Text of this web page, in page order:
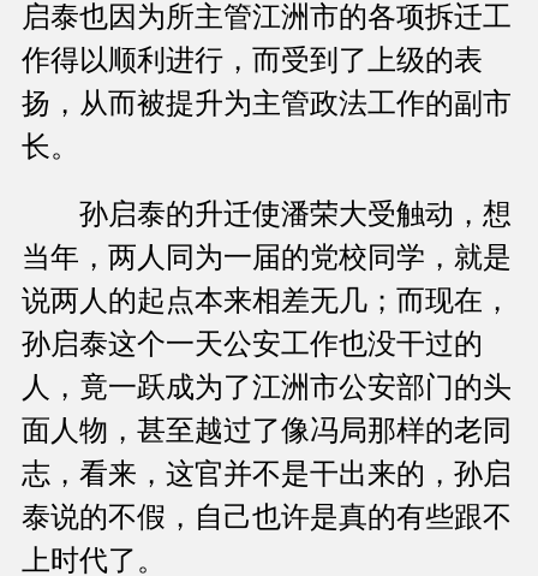
启泰也因为所主管江洲市的各项拆迁工
作得以顺利进行，而受到了上级的表
扬，从而被提升为主管政法工作的副市
长。
孙启泰的升迁使潘荣大受触动，想
当年，两人同为一届的党校同学，就是
说两人的起点本来相差无几；而现在，
孙启泰这个一天公安工作也没干过的
人，竟一跃成为了江洲市公安部门的头
面人物，甚至越过了像冯局那样的老同
志，看来，这官并不是干出来的，孙启
泰说的不假，自己也许是真的有些跟不
上时代了。